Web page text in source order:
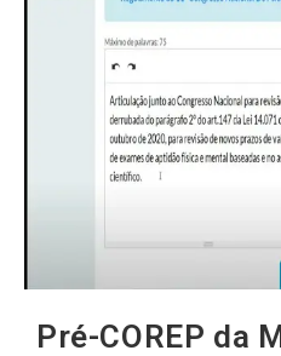
Pré-COREP da